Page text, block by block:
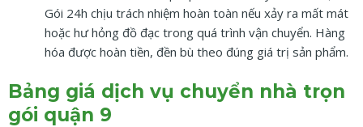
Gói 24h chịu trách nhiệm hoàn toàn nếu xảy ra mất mát
hoặc hư hỏng đồ đạc trong quá trình vận chuyển. Hàng
hóa được hoàn tiền, đền bù theo đúng giá trị sản phẩm.
Bảng giá dịch vụ chuyển nhà trọn
gói quận 9